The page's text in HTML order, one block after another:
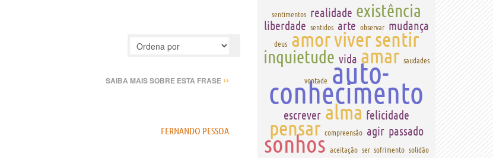
SAIBA MAIS SOBRE ESTA FRASE ››
FERNANDO PESSOA
sentimentos realidade existência
liberdade sentidos arte observar mudança
deus amorviver sentir
inquietude vida amar saudades
vontade auto-
conhecimento
escrever alma felicidade
pensar compreensão agir passado
sonhos aceitação ser sofrimento solidão